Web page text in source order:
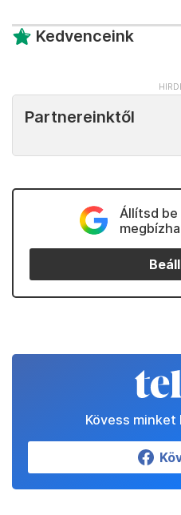
Kedvenceink
Partnereinktől
Állítsd be
Kövess minket